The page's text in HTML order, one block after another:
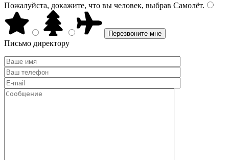
Пожалуйста, докажите, что вы человек, выбрав Самолёт.
Письмо директору